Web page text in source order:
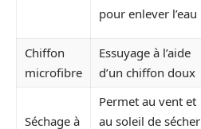
pour enlever l’eau
Chiffon
microfibre
Essuyage à l’aide
d’un chiffon doux
Séchage à
Permet au vent et
au soleil de sécher